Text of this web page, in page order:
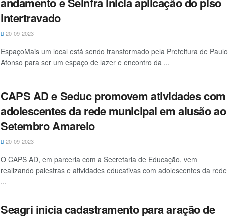
intertravado
20-09-2023
EspaçoMais um local está sendo transformado pela Prefeitura de Paulo
Afonso para ser um espaço de lazer e encontro da ...
CAPS AD e Seduc promovem atividades com
adolescentes da rede municipal em alusão ao
Setembro Amarelo
20-09-2023
O CAPS AD, em parceria com a Secretaria de Educação, vem
realizando palestras e atividades educativas com adolescentes da rede
...
Seagri inicia cadastramento para aração de